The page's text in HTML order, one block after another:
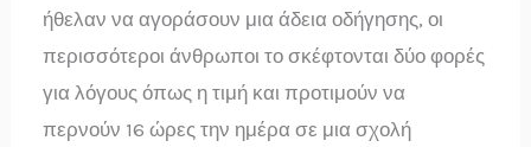
ήθελαν να αγοράσουν μια άδεια οδήγησης, οι
περισσότεροι άνθρωποι το σκέφτονται δύο φορές
για λόγους όπως η τιμή και προτιμούν να
περνούν 16 ώρες την ημέρα σε μια σχολή